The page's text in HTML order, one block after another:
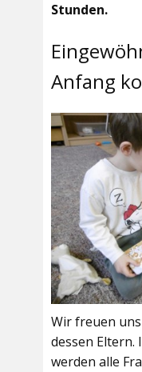
Stunden.
Anfang
Wir freuen
dessen Eltern.
werden alle